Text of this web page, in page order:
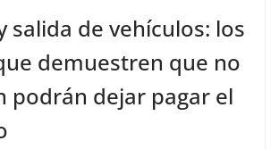
salida de vehículos: los
demuestren que no
podrán dejar pagar el